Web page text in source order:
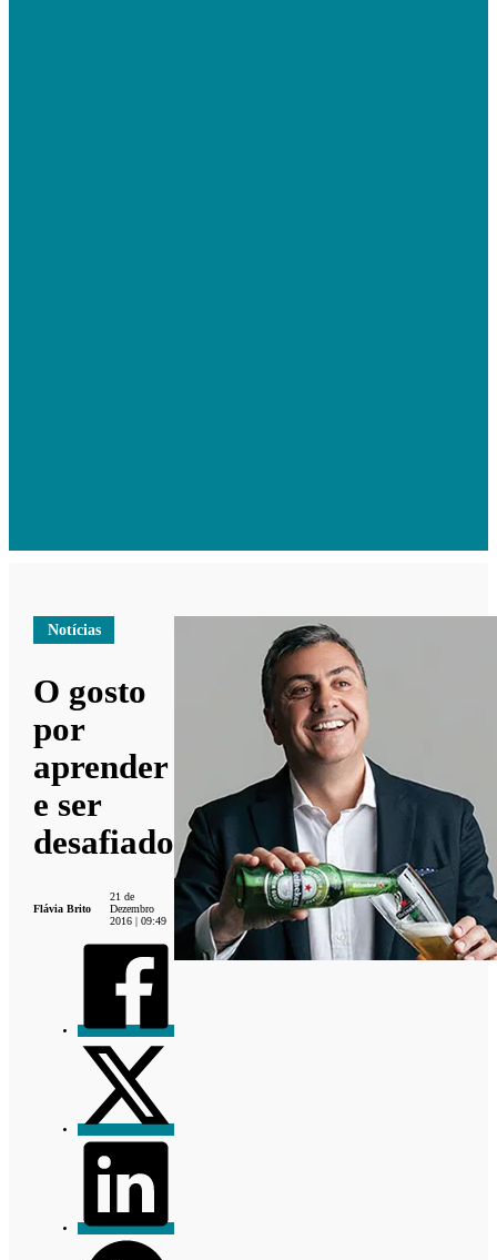
Notícias
O gosto
por
aprender
e ser
desafiado
Flávia Brito
21 de
Dezembro
2016 | 09:49